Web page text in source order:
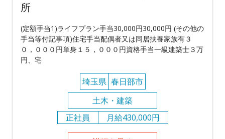
所
(定額手当1)ライフプラン手当30,000円30,000円 (その他の
手当等付記事項)住宅手当配偶者又は同居扶養家族有３
０，０００円単身１５，０００円資格手当一級建築士３万
円、宅
埼玉県 春日部市
土木・建築
正社員
月給430,000円